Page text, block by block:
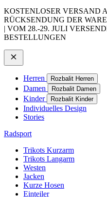
KOSTENLOSER VERSAND
RÜCKSENDUNG DER
| VOM 28.-29. JULI
BESTELLUNGEN
Herren Rozbalit Herren
Damen Rozbalit Damen
Kinder Rozbalit Kinder
Individuelles Design
Stories
Radsport
Trikots Kurzarm
Trikots Langarm
Westen
Jacken
Kurze Hosen
Einteiler